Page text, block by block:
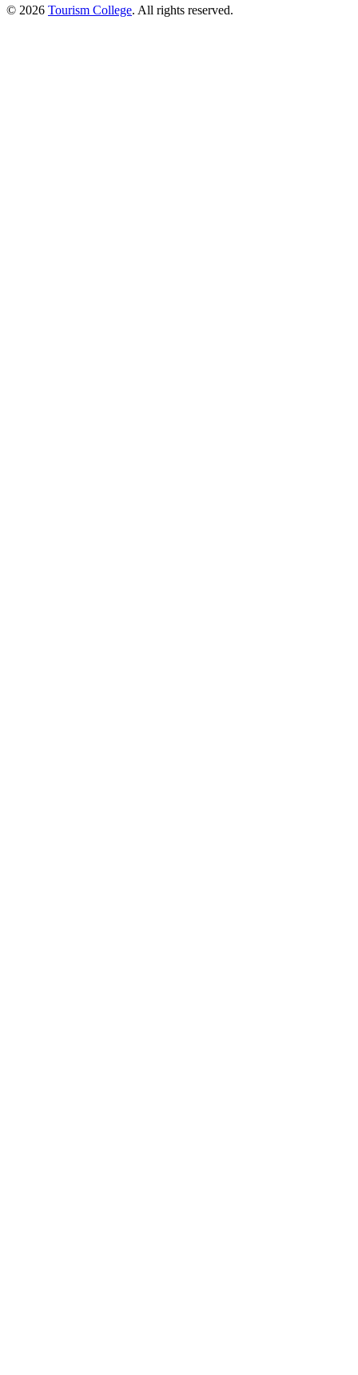
© 2026 Tourism College. All rights reserved.